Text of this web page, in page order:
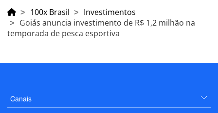
100x Brasil
Investimentos
Goiás anuncia investimento de R$ 1,2 milhão na
temporada de pesca esportiva
Canais